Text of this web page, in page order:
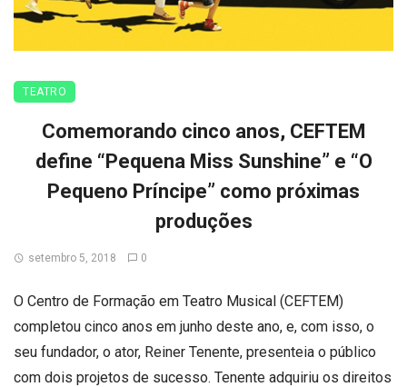
TEATRO
Comemorando cinco anos, CEFTEM
define “Pequena Miss Sunshine” e “O
Pequeno Príncipe” como próximas
produções
setembro 5, 2018 0
O Centro de Formação em Teatro Musical (CEFTEM)
completou cinco anos em junho deste ano, e, com isso, o
seu fundador, o ator, Reiner Tenente, presenteia o público
com dois projetos de sucesso. Tenente adquiriu os direitos